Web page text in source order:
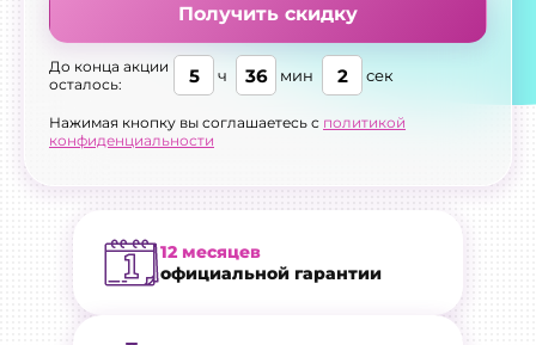
Получить скидку
До конца акции
осталось:
5 ч 36 мин 1 сек
Нажимая кнопку вы соглашаетесь с политикой
конфиденциальности
12 месяцев
официальной гарантии